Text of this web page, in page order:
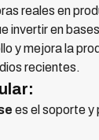
reales en
invertir en
y mejora la
recientes.
es el soporte y